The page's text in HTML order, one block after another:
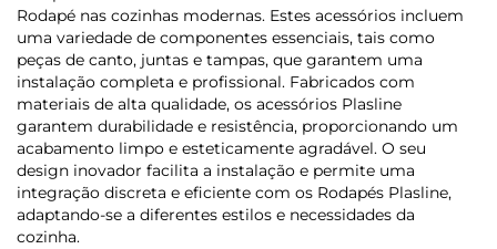
Rodapé nas cozinhas modernas. Estes acessórios incluem
uma variedade de componentes essenciais, tais como
peças de canto, juntas e tampas, que garantem uma
instalação completa e profissional. Fabricados com
materiais de alta qualidade, os acessórios Plasline
garantem durabilidade e resistência, proporcionando um
acabamento limpo e esteticamente agradável. O seu
design inovador facilita a instalação e permite uma
integração discreta e eficiente com os Rodapés Plasline,
adaptando-se a diferentes estilos e necessidades da
cozinha.